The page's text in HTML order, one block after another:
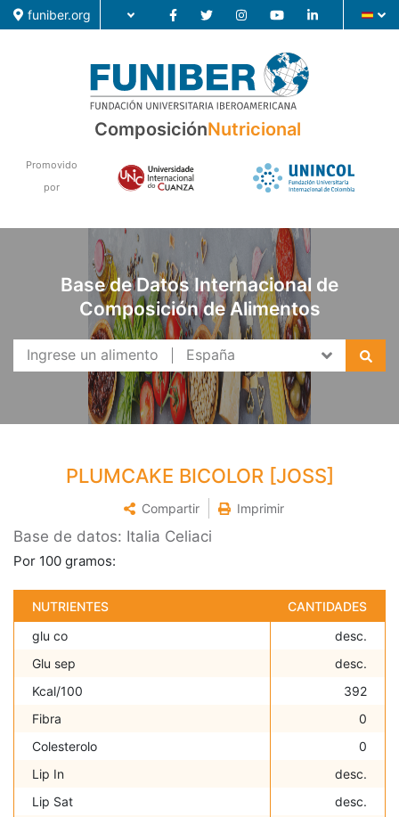
funiber.org
Investigación
ComposiciónNutricional
Promovido
por
Base de Datos Internacional de
Composición de Alimentos
PLUMCAKE BICOLOR [JOSS]
Compartir Imprimir
Base de datos: Italia Celiaci
Por 100 gramos:
NUTRIENTES
CANTIDADES
glu co
desc.
Glu sep
desc.
Kcal/100
392
Fibra
0
Colesterolo
0
Lip In
desc.
Lip Sat
desc.